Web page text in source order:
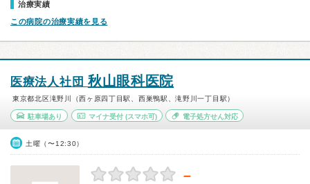
治療実績
この病院の治療実績を見る
医療法人社団 秋山眼科医院
東京都北区滝野川（西ヶ原四丁目駅、西巣鴨駅、滝野川一丁目駅）
駐車場あり マイナ受付(スマホ可) 電子処方せん対応
土曜（〜12:30）
－